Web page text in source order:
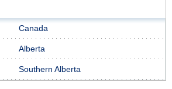
Canada
Alberta
Southern Alberta